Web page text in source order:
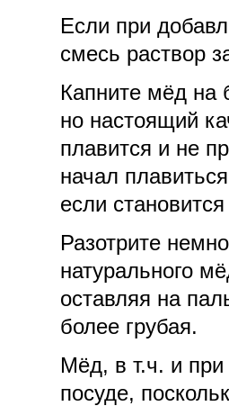
Если при
смесь раствор
Капните мёд на
но настоящий
плавится и не
начал
если
Разотрите
натурального
оставляя на
более грубая.
Мёд, в т.ч. и при
посуде,